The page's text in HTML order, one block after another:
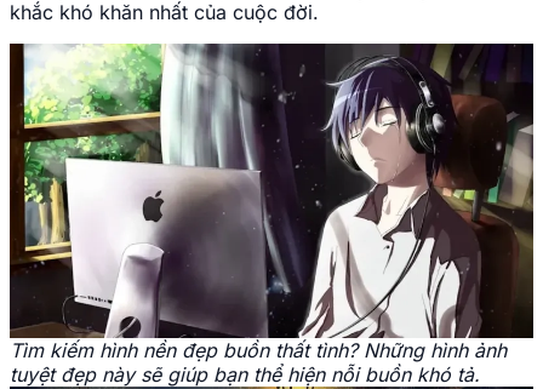
khắc khó khăn nhất của cuộc đời.
Tìm kiếm hình nền đẹp buồn thất tình? Những hình ảnh
tuyệt đẹp này sẽ giúp bạn thể hiện nỗi buồn khó tả.